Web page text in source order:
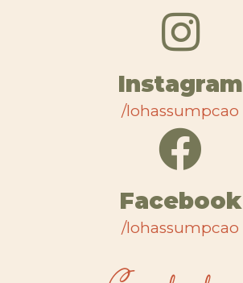
Instagram
/lohassumpcao
Facebook
/lohassumpcao